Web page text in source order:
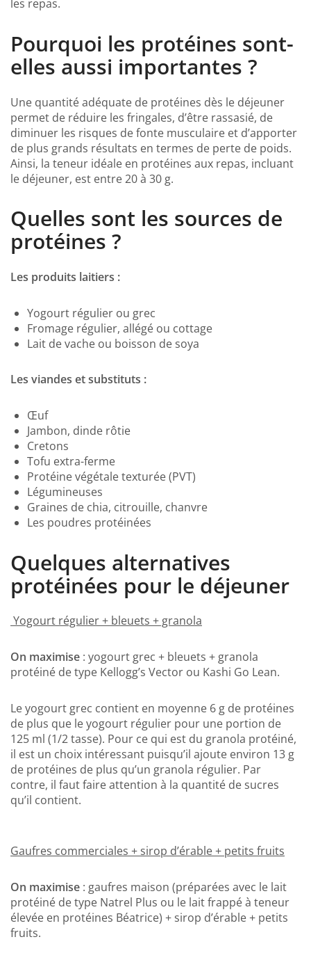
les repas.
Pourquoi les protéines sont-
elles aussi importantes ?
Une quantité adéquate de protéines dès le déjeuner
permet de réduire les fringales, d’être rassasié, de
diminuer les risques de fonte musculaire et d’apporter
de plus grands résultats en termes de perte de poids.
Ainsi, la teneur idéale en protéines aux repas, incluant
le déjeuner, est entre 20 à 30 g.
Quelles sont les sources de
protéines ?
Les produits laitiers :
Yogourt régulier ou grec
Fromage régulier, allégé ou cottage
Lait de vache ou boisson de soya
Les viandes et substituts :
Œuf
Jambon, dinde rôtie
Cretons
Tofu extra-ferme
Protéine végétale texturée (PVT)
Légumineuses
Graines de chia, citrouille, chanvre
Les poudres protéinées
Quelques alternatives
protéinées pour le déjeuner
Yogourt régulier + bleuets + granola
On maximise : yogourt grec + bleuets + granola
protéiné de type Kellogg’s Vector ou Kashi Go Lean.
Le yogourt grec contient en moyenne 6 g de protéines
de plus que le yogourt régulier pour une portion de
125 ml (1/2 tasse). Pour ce qui est du granola protéiné,
il est un choix intéressant puisqu’il ajoute environ 13 g
de protéines de plus qu’un granola régulier. Par
contre, il faut faire attention à la quantité de sucres
qu’il contient.
Gaufres commerciales + sirop d’érable + petits fruits
On maximise : gaufres maison (préparées avec le lait
protéiné de type Natrel Plus ou le lait frappé à teneur
élevée en protéines Béatrice) + sirop d’érable + petits
fruits.